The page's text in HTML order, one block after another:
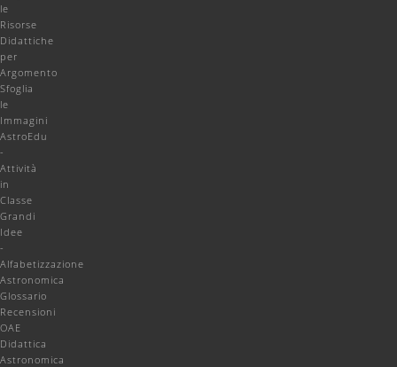
le
Risorse
Didattiche
per
Argomento
Sfoglia
le
Immagini
AstroEdu
-
Attività
in
Classe
Grandi
Idee
-
Alfabetizzazione
Astronomica
Glossario
Recensioni
OAE
Didattica
Astronomica